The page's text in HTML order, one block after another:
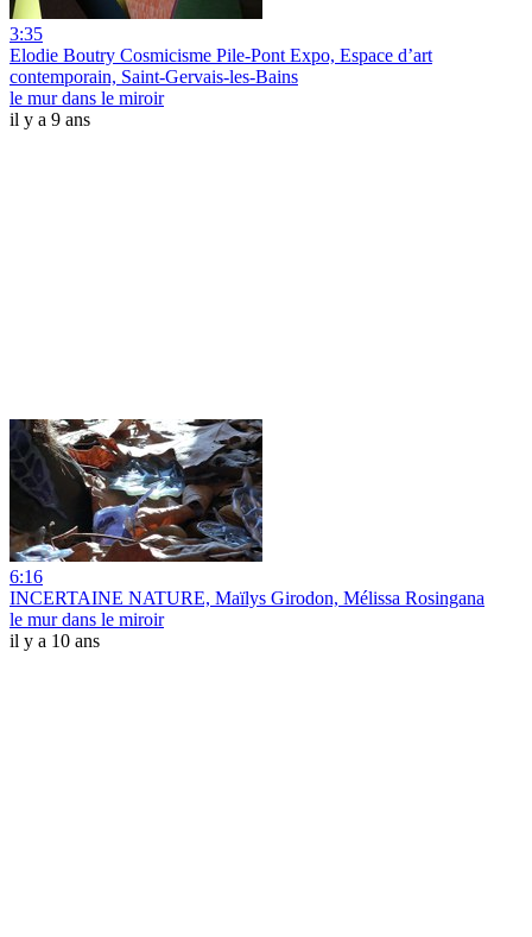
3:35
Elodie Boutry Cosmicisme Pile-Pont Expo, Espace d’art
contemporain, Saint-Gervais-les-Bains
le mur dans le miroir
il y a 9 ans
6:16
INCERTAINE NATURE, Maïlys Girodon, Mélissa Rosingana
le mur dans le miroir
il y a 10 ans